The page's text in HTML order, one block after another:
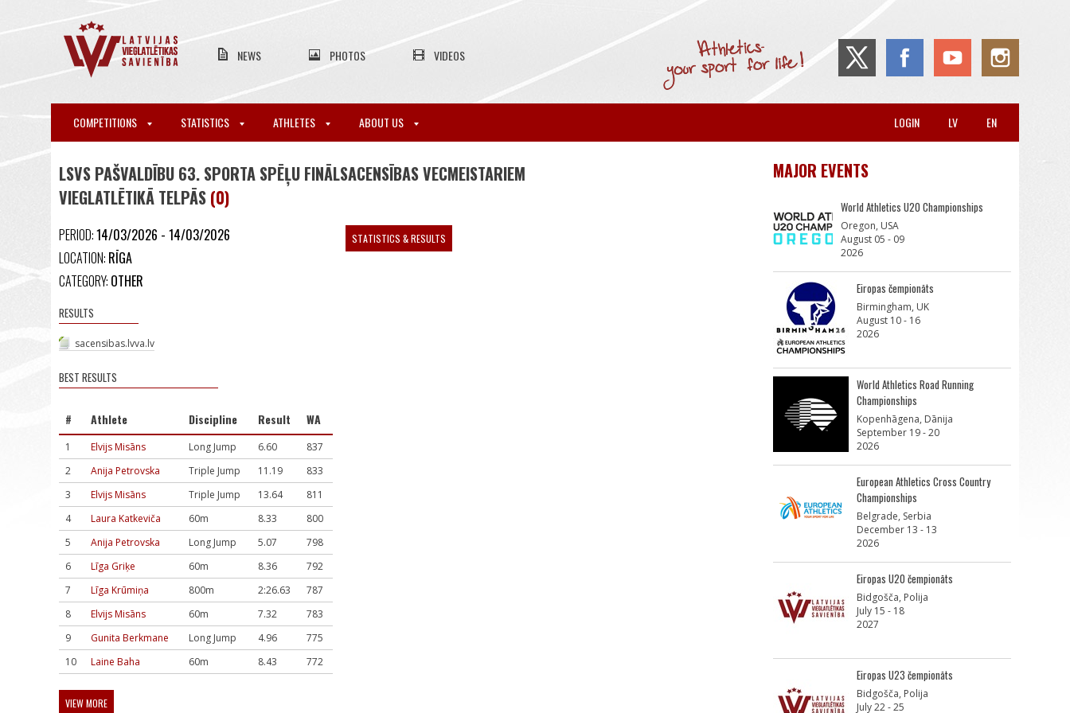
NEWS PHOTOS VIDEOS
COMPETITIONS STATISTICS ATHLETES ABOUT US EN
LV
LOGIN
LSVS PAŠVALDĪBU 63. SPORTA SPĒĻU FINĀLSACENSĪBAS VECMEISTARIEM
VIEGLATLĒTIKĀ TELPĀS (0)
PERIOD:14/03/2026 - 14/03/2026
LOCATION: RĪGA
CATEGORY: OTHER
RESULTS
sacensibas.lvva.lv
BEST RESULTS
# Athlete Discipline Result WA
1 Elvijs Misāns Long Jump 6.60
837
2
Anija Petrovska Triple Jump 11.19
833
3
Elvijs Misāns Triple Jump 13.64
811
4
Laura Katkeviča 60m 8.33
800
5
Anija Petrovska Long Jump 5.07
798
6
Līga Griķe 60m 8.36
792
7
Līga Krūmiņa 800m 2:26.63
787
8
Elvijs Misāns 60m 7.32
783
9
Gunita Berkmane Long Jump 4.96
775
10
Laine Baha 60m 8.43 772
VIEW MORE
STATISTICS & RESULTS
MAJOR EVENTS
World Athletics U20 Championships
Oregon, USA
August 05 - 09
2026
Eiropas čempionāts
Birmingham, UK
August 10 - 16
2026
World Athletics Road Running
Championships
Kopenhāgena, Dānija
September 19 - 20
2026
European Athletics Cross Country
Championships
Belgrade, Serbia
December 13 - 13
2026
Eiropas U20 čempionāts
Bidgošča, Polija
July 15 - 18
2027
Eiropas U23 čempionāts
Bidgošča, Polija
July 22 - 25